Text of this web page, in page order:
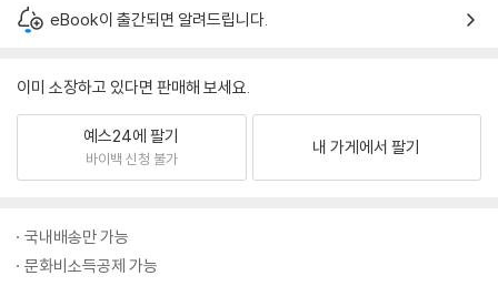
eBook이 출간되면 알려드립니다.
이미 소장하고 있다면 판매해 보세요.
예스24에 팔기
바이백 신청 불가
내 가게에서 팔기
국내배송만 가능
문화비소득공제 가능